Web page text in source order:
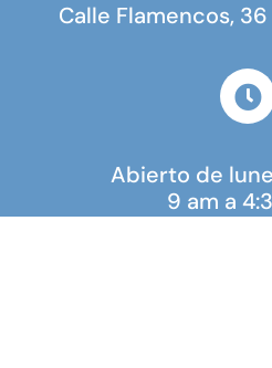
Calle Flamencos,
Abierto de
9 am a